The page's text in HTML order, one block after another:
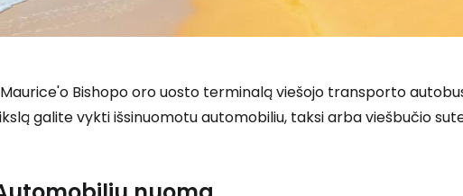
Bishopo oro uosto terminalą viešojo transporto
galite vykti išsinuomotu automobiliu, taksi arba viešbučio